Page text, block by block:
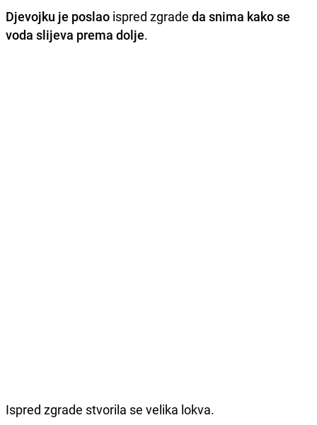
Djevojku je poslao ispred zgrade da snima kako se
voda slijeva prema dolje.
Ispred zgrade stvorila se velika lokva.